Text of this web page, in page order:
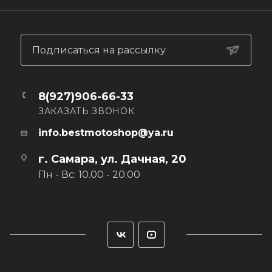
г. Самара, ул. Дачная, 20
Пн - Вс: 10.00 - 20.00
Подписаться на рассылку
8(927)906-66-33
ЗАКАЗАТЬ ЗВОНОК
info.bestmotoshop@ya.ru